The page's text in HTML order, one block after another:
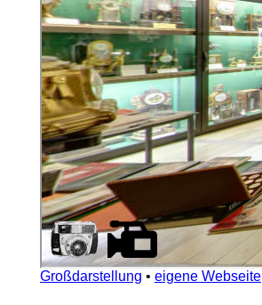
Großdarstellung • eigene Webseite